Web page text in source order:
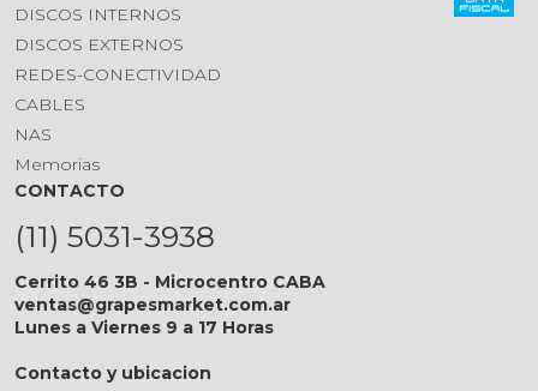
DISCOS INTERNOS
DISCOS EXTERNOS
REDES-CONECTIVIDAD
CABLES
NAS
Memorias
CONTACTO
(11) 5031-3938
Cerrito 46 3B - Microcentro CABA
ventas@grapesmarket.com.ar
Lunes a Viernes 9 a 17 Horas
Contacto y ubicacion